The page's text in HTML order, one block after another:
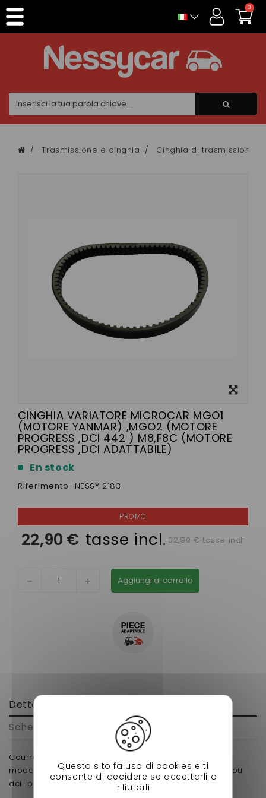
0
Trasmissione e cinghia Cinghia di trasmissione
CINGHIA VARIATORE MICROCAR MGO1
(MOTORE YANMAR) ,MGO2 (MOTORE
PROGRESS ,DCI 442 ) M8,F8C (MOTORE
PROGRESS ,DCI ADATTABILE)
En stock
Riferimento NESSY 2183
22,90 € tasse incl. 32,90 € tasse incl.
Aggiungi al carrello
Dettagli
Scheda tecnica
Courroie de transmission pour la marque microcar
modele mgo1 et 2,m8,f8c 916 mm moteur progress ou
dci pour voiture sans permis.
Pannello di gestione dei cookies
Questo sito fa uso di cookies e ti
consente di decidere se accettarli o
rifiutarli